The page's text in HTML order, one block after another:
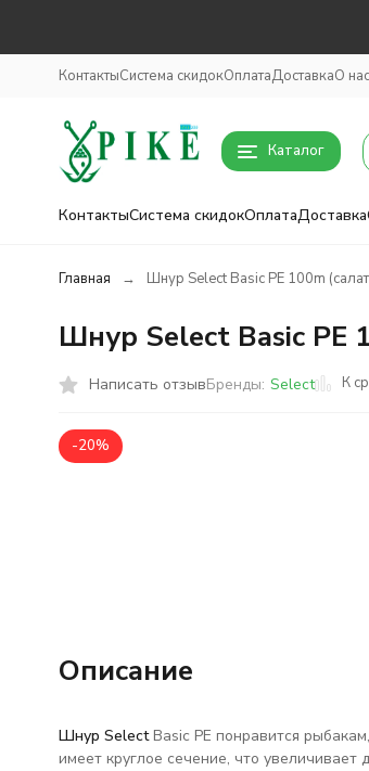
КонтактыСистема скидокОплатаДоставкаО нас
Каталог
КонтактыСистема скидокОплатаДоставка
Главная Шнур Select Basic PE 100m
Шнур Select Basic PE
Написать отзывБренды: Select К
-20%
Описание
Шнур SelectBasic PE понравится
имеет круглое сечение, что увеличивает